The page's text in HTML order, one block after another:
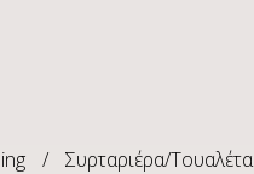
/ Συρταριέρα/Τουαλέτα